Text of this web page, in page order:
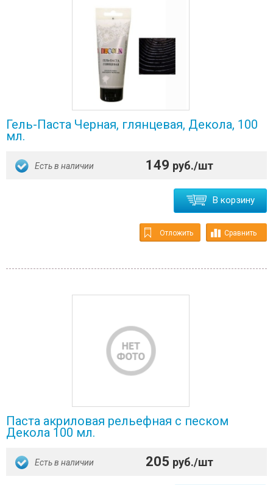
Гель-Паста Черная, глянцевая, Декола, 100
мл.
Есть в наличии 149 руб./шт
В корзину
Отложить Сравнить
Паста акриловая рельефная с песком
Декола 100 мл.
Есть в наличии 205 руб./шт